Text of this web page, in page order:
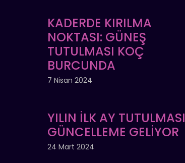
KADERDE KIRILMA
NOKTASI: GÜNEŞ
TUTULMASI KOÇ
BURCUNDA
7 Nisan 2024
YILIN İLK AY TUTULMASI
GÜNCELLEME GELİYOR
24 Mart 2024